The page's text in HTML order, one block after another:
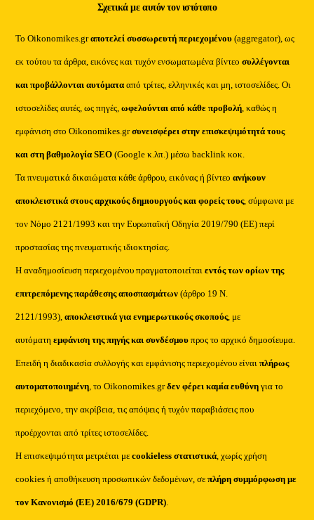
Σχετικά με αυτόν τον ιστότοπο
Το Oikonomikes.grαποτελεί συσσωρευτή περιεχομένου (aggregator), ως
εκ τούτου τα άρθρα, εικόνες και τυχόν ενσωματωμένα βίντεοσυλλέγονται
και προβάλλονται αυτόματααπό τρίτες, ελληνικές και μη, ιστοσελίδες. Οι
ιστοσελίδες αυτές, ως πηγές,ωφελούνται από κάθε προβολή, καθώς η
εμφάνιση στο Oikonomikes.grσυνεισφέρει στην επισκεψιμότητά τους
και στη βαθμολογία SEO (Google κ.λπ.) μέσω backlink κοκ.
Τα πνευματικά δικαιώματα κάθε άρθρου, εικόνας ή βίντεοανήκουν
αποκλειστικά στους αρχικούς δημιουργούς και φορείς τους, σύμφωνα με
τον Νόμο 2121/1993 και την Ευρωπαϊκή Οδηγία 2019/790 (ΕΕ) περί
προστασίας της πνευματικής ιδιοκτησίας.
Η αναδημοσίευση περιεχομένου πραγματοποιείταιεντός των ορίων της
επιτρεπόμενης παράθεσης αποσπασμάτων (άρθρο 19 Ν.
2121/1993), αποκλειστικά για ενημερωτικούς σκοπούς, με
αυτόματηεμφάνιση της πηγής και συνδέσμου προς το αρχικό δημοσίευμα.
Επειδή η διαδικασία συλλογής και εμφάνισης περιεχομένου είναιπλήρως
αυτοματοποιημένη, το Oikonomikes.grδεν φέρει καμία ευθύνη για το
περιεχόμενο, την ακρίβεια, τις απόψεις ή τυχόν παραβιάσεις που
προέρχονται από τρίτες ιστοσελίδες.
Η επισκεψιμότητα μετριέται μεcookieless στατιστικά, χωρίς χρήση
cookies ή αποθήκευση προσωπικών δεδομένων, σεπλήρη συμμόρφωση με
τον Κανονισμό (ΕΕ) 2016/679 (GDPR).